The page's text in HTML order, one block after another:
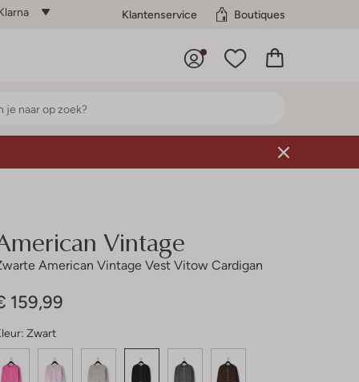
Klantenservice Boutiques
Vintage
American Vintage Vest Vitow Cardigan
159,99
Zwart